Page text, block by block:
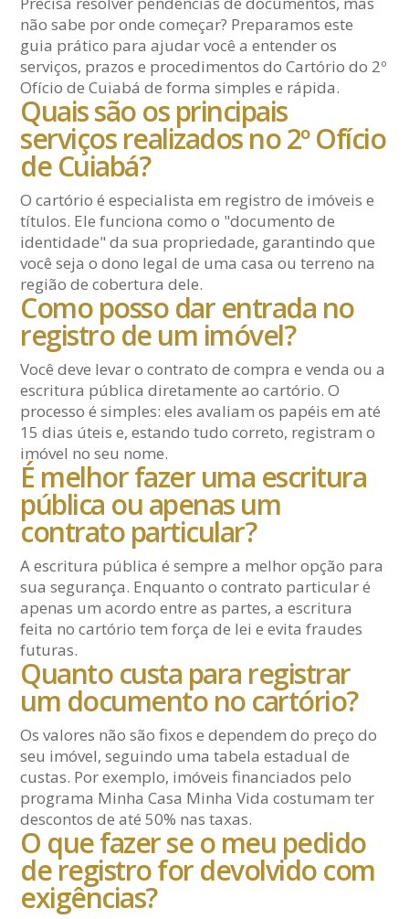
não sabe por onde começar? Preparamos este
guia prático para ajudar você a entender os
serviços, prazos e procedimentos do Cartório do 2º
Ofício de Cuiabá de forma simples e rápida.
Quais são os principais
serviços realizados no 2º Ofício
de Cuiabá?
O cartório é especialista em registro de imóveis e
títulos. Ele funciona como o "documento de
identidade" da sua propriedade, garantindo que
você seja o dono legal de uma casa ou terreno na
região de cobertura dele.
Como posso dar entrada no
registro de um imóvel?
Você deve levar o contrato de compra e venda ou a
escritura pública diretamente ao cartório. O
processo é simples: eles avaliam os papéis em até
15 dias úteis e, estando tudo correto, registram o
imóvel no seu nome.
É melhor fazer uma escritura
pública ou apenas um
contrato particular?
A escritura pública é sempre a melhor opção para
sua segurança. Enquanto o contrato particular é
apenas um acordo entre as partes, a escritura
feita no cartório tem força de lei e evita fraudes
futuras.
Quanto custa para registrar
um documento no cartório?
Os valores não são fixos e dependem do preço do
seu imóvel, seguindo uma tabela estadual de
custas. Por exemplo, imóveis financiados pelo
programa Minha Casa Minha Vida costumam ter
descontos de até 50% nas taxas.
O que fazer se o meu pedido
de registro for devolvido com
exigências?